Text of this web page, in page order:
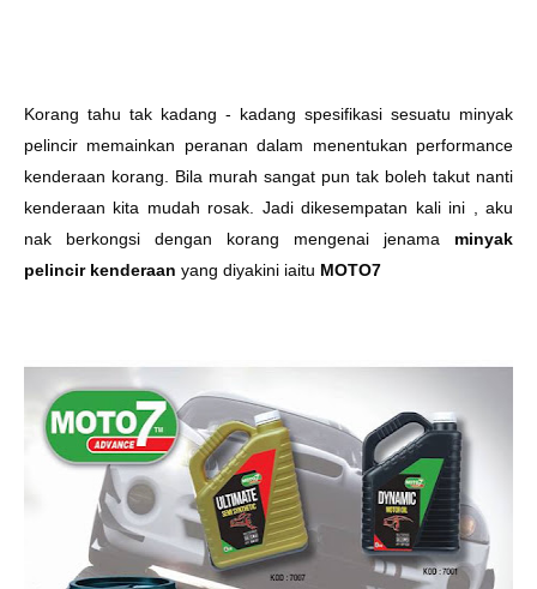
Korang tahu tak kadang - kadang spesifikasi sesuatu minyak
pelincir memainkan peranan dalam menentukan performance
kenderaan korang. Bila murah sangat pun tak boleh takut nanti
kenderaan kita mudah rosak. Jadi dikesempatan kali ini , aku
nak berkongsi dengan korang mengenai jenama minyak
pelincir kenderaan yang diyakini iaitu MOTO7